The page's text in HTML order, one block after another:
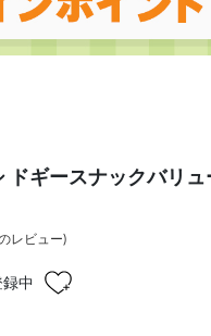
ドギースナックバリ
レビュー)
録中